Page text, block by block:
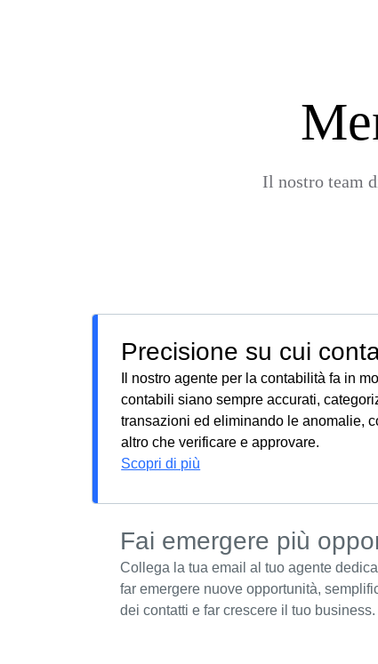
Il nostro team
Precisione su cui
Il nostro agente per la contabilità fa in
contabili siano sempre accurati,
transazioni ed eliminando le anomalie,
altro che verificare e approvare.
Scopri di più
Fai emergere più
Collega la tua email al tuo agente
far emergere nuove opportunità,
dei contatti e far crescere il tuo business.